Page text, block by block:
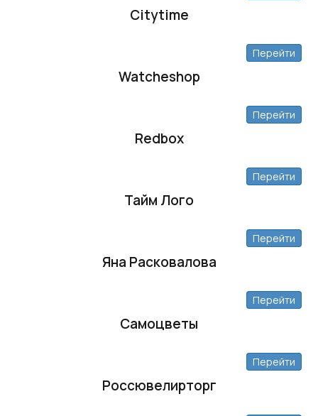
Citytime
Watcheshop
Перейти
Redbox
Перейти
Тайм Лого
Перейти
Яна Расковалова
Перейти
Самоцветы
Перейти
Россювелирторг
Перейти